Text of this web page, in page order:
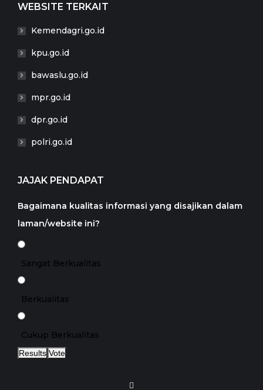
WEBSITE TERKAIT
Kemendagri.go.id
kpu.go.id
bawaslu.go.id
mpr.go.id
dpr.go.id
polri.go.id
JAJAK PENDAPAT
Bagaimana kualitas informasi yang disajikan dalam
laman/website ini?
Sangat Berkualitas
Berkualitas
Cukup Berkualitas
Results Vote